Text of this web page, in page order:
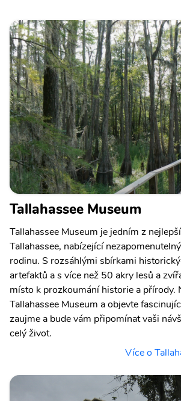
Tallahassee Museum
Tallahassee Museum je jedním z
Tallahassee, nabízející
rodinu. S rozsáhlými sbírkami
artefaktů a s více než 50 akry lesů a
místo k prozkoumání historie a přírody.
Tallahassee Museum a objevte
zaujme a bude vám připomínat vaši
celý život.
Více o